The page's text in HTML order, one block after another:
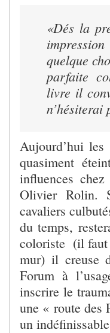
«Dés la
quelque
parfaite
livre il
Aujourd’hui
quasiment
influences
Olivier Rolin.
cavaliers
du temps,
coloriste (il faut
mur) il creuse
Forum à
inscrire le
une « route des
un